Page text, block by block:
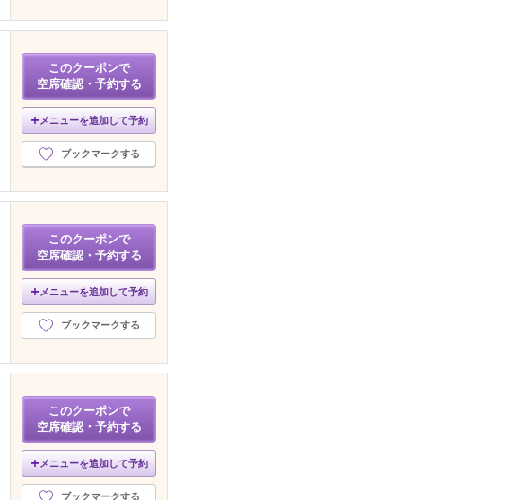
このクーポンで
空席確認・予約する
メニューを追加して予約
ブックマークする
このクーポンで
空席確認・予約する
メニューを追加して予約
ブックマークする
このクーポンで
空席確認・予約する
メニューを追加して予約
ブックマークする